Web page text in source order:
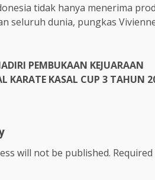
tidak hanya menerima
seluruh dunia, pungkas
PEMBUKAAN KEJUARAAN
KARATE KASAL CUP 3 TAHUN
will not be published.